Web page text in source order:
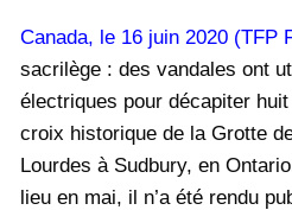
Qu’est-ce que la TFP
Action
Blog
Médiathèque
Canada, le 16 juin 2020 (TFP
sacrilège : des vandales ont
électriques pour décapiter
croix historique de la Grotte
Lourdes à Sudbury, en
lieu en mai, il n’a été rendu